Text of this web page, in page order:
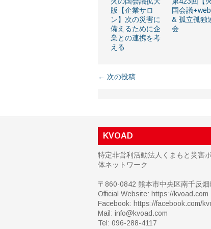
版【企業サロ
ン】次の災害に
備えるために企
業との連携を考
える
国会議+web
& 孤立孤独
会
← 次の投稿
KVOAD
特定非営利活動法人くまもと災害
体ネットワーク
〒860-0842 熊本市中央区南千反
Official Website: https://kvoad.com
Facebook: https://facebook.com/
Mail: info@kvoad.com
Tel: 096-288-4117